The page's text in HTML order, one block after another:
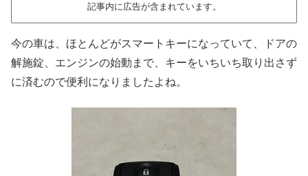
記事内に広告が含まれています。
今の車は、ほとんどがスマートキーになっていて、ドアの
解施錠、エンジンの始動まで、キーをいちいち取り出さず
に済むので便利になりましたよね。